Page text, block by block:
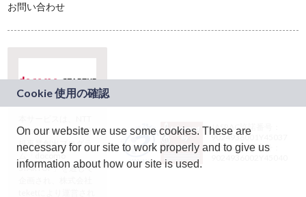
お問い合わせ
ドコモグループの新
規事業創出プログラ
ム「docomo
STARTUP」を通じて
JASRAC許諾番号：
9024936001Y45037
JASRAC許諾番号：
On our website we use some cookies. These are
necessary for our site to work properly and to give us
information about how our site is used.